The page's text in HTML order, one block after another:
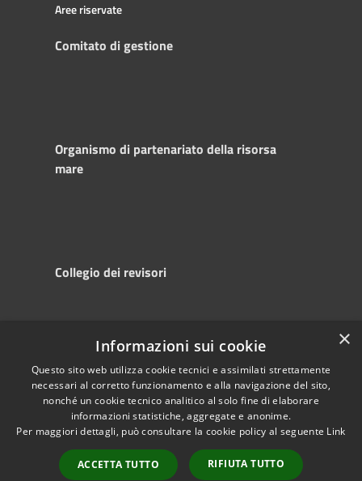
Aree riservate
Comitato di gestione
Organismo di partenariato della risorsa
mare
Collegio dei revisori
Accessibility
Privacy
Cookie
Sitemap
Copyright © 2025
Autorità di
Sistema Portuale
del Mare Adriatico
Centrale
Powered by
Municipium
×
Informazioni sui cookie
Questo sito web utilizza cookie tecnici e assimilati strettamente
necessari al corretto funzionamento e alla navigazione del sito,
nonché un cookie tecnico analitico al solo fine di elaborare
informazioni statistiche, aggregate e anonime.
Per maggiori dettagli, può consultare la cookie policy al seguente Link
ACCETTA TUTTO RIFIUTA TUTTO